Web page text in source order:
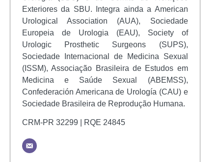
Exteriores da SBU. Integra ainda a American
Urological Association (AUA), Sociedade
Europeia de Urologia (EAU), Society of
Urologic Prosthetic Surgeons (SUPS),
Sociedade Internacional de Medicina Sexual
(ISSM), Associação Brasileira de Estudos em
Medicina e Saúde Sexual (ABEMSS),
Confederación Americana de Urología (CAU) e
Sociedade Brasileira de Reprodução Humana.
CRM-PR 32299 | RQE 24845